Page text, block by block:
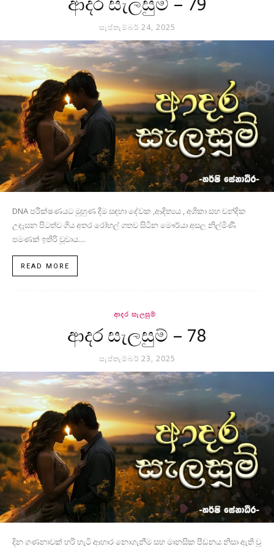
සැප්තැම්බර් 24, 2025
DNA පරීක්ෂණයට මුහුණ දීම සඳහා දේවක ,ආදිත්‍යය , අශිකා සහ චන්දික
උදෑසන පිටත්ව ගිය අතර රෝහල් ගතව සිටින මෞර්යා අසල නිල්මිණී
පමණක් ඉතිරි වූවාය....
READ MORE
ආදර සැලසුම්
ආදර සැලසුම් – 78
සැප්තැම්බර් 23, 2025
දින ගණනාවක් හරි හැටි ආහාර නොගැනීම සහ මානසික පීඩනය නිසා ඇති වූ